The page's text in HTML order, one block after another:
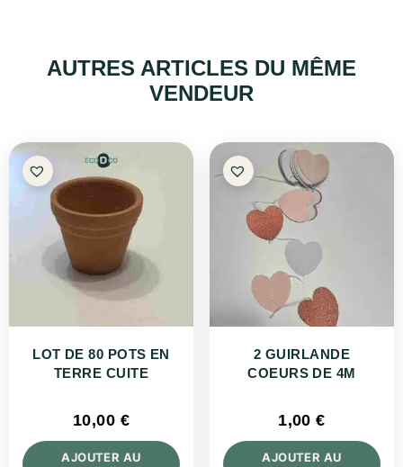
AUTRES ARTICLES DU MÊME
VENDEUR
LOT DE 80 POTS EN
TERRE CUITE
10,00 €
AJOUTER AU
2 GUIRLANDE
COEURS DE 4M
1,00€
AJOUTER AU